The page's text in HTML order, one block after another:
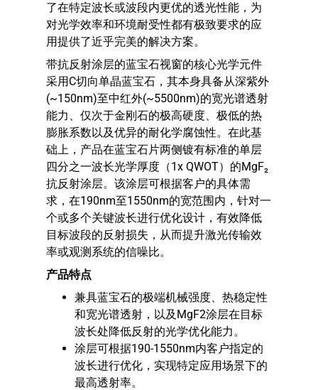
了在特定波长或波段内更优的透光性能，为
对光学效率和环境耐受性都有极致要求的应
用提供了近乎完美的解决方案。
带抗反射涂层的蓝宝石视窗的核心光学元件
采用C切向单晶蓝宝石，其本身具备从深紫外
(~150nm)至中红外(~5500nm)的宽光谱透射
能力、仅次于金刚石的极高硬度、极低的热
膨胀系数以及优异的耐化学腐蚀性。在此基
础上，产品在蓝宝石片两侧镀有标准的单层
四分之一波长光学厚度（1x QWOT）的MgF₂
抗反射涂层。该涂层可根据客户的具体需
求，在190nm至1550nm的宽范围内，针对一
个或多个关键波长进行优化设计，有效降低
目标波段的反射损失，从而提升激光传输效
率或观测系统的信噪比。
产品特点
兼具蓝宝石的极端机械强度、热稳定性
和宽光谱透射，以及MgF2涂层在目标
波长处降低反射的光学优化能力。
涂层可根据190-1550nm内客户指定的
波长进行优化，实现特定应用场景下的
最高透射率。